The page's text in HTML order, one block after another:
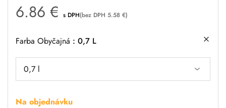
6.86 € s DPH(bez DPH 5.58 €)
Farba Obyčajná 0,7 L
Na objednávku